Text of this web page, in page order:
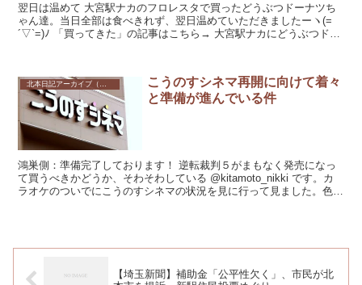
翌日は温めて 大宮駅ナカのフロレスタで買ったどうぶつドーナツち
ゃん達。当日全部は食べきれず、翌日温めていただきましたーヽ(=
´▽`=)ﾉ 「買ってきた」の記事はこちら→ 大宮駅ナカにどうぶつドー
こうのすシネマ再開に向けて着々
と準備が進んでいる件
鴻巣側：準備完了しております！ 逆転裁判５がまもなく発売になっ
て買うべきかどうか、そわそわしている @kitamoto_nikki です。カ
ラオケのついでにこうのすシネマの状況を見に行って見ました。色々
【埼玉新聞】補助金「公平性欠く」、市民が北